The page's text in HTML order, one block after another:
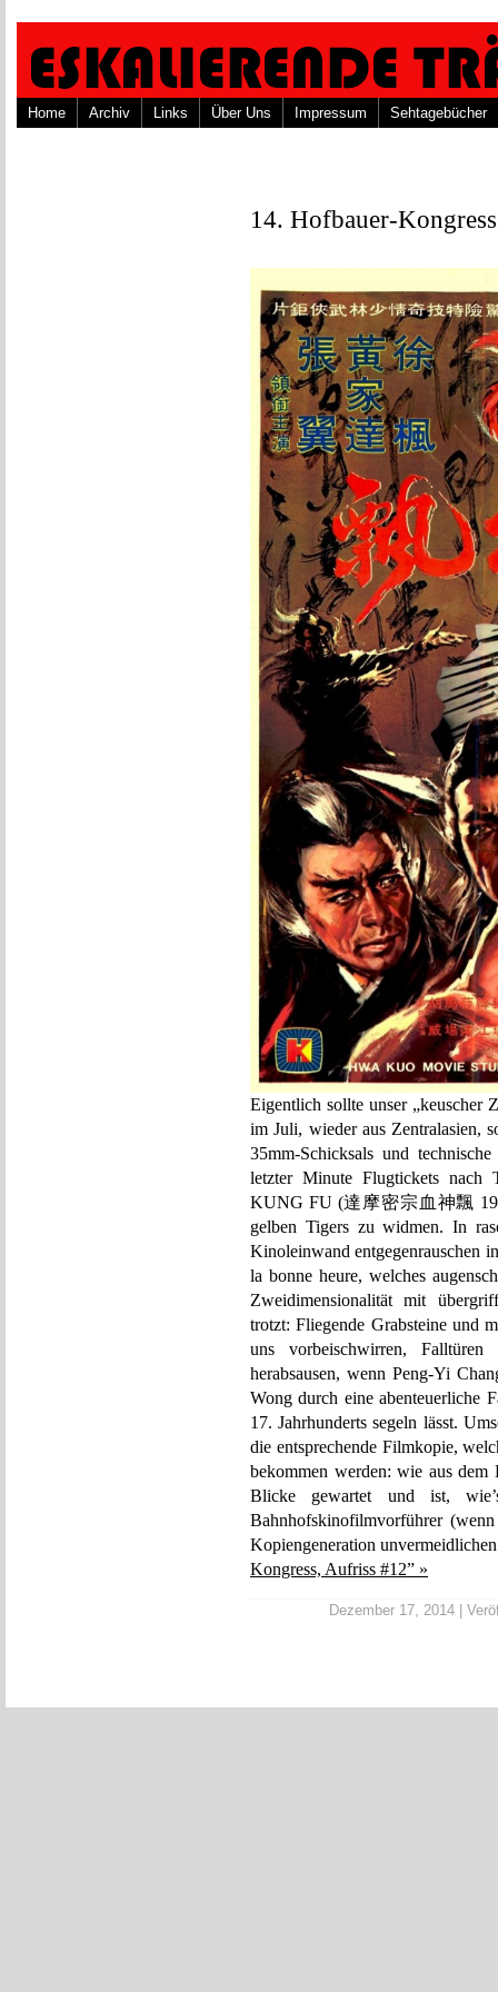
Home Archiv Links Über Uns Impressum Sehtagebücher
14. Hofbauer-
Eigentlich sollte unser „keuscher
im Juli, wieder aus Zentralasien,
35mm-Schicksals und
letzter Minute Flugtickets
KUNG FU (達摩密宗血神飄
gelben Tigers zu widmen. In
Kinoleinwand entgegenrauschen
la bonne heure, welches
Zweidimensionalität mit
trotzt: Fliegende Grabsteine und
uns vorbeischwirren,
herabsausen, wenn Peng-Yi
Wong durch eine abenteuerliche
17. Jahrhunderts segeln lässt.
die entsprechende Filmkopie,
bekommen werden: wie aus dem
Blicke gewartet und ist,
Bahnhofskinofilmvorführer
Kopiengeneration
Kongress, Aufriss #12” »
Dezember 17, 2014 |